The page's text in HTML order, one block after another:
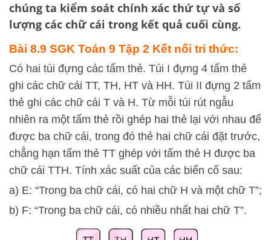
chúng ta kiểm soát chính xác thứ tự và số
lượng các chữ cái trong kết quả cuối cùng.
Bài 8.9 SGK Toán 9 Tập 2 Kết nối tri thức:
Có hai túi đựng các tấm thẻ. Túi I đựng 4 tấm thẻ
ghi các chữ cái TT, TH, HT và HH. Túi II đựng 2 tấm
thẻ ghi các chữ cái T và H. Từ mỗi túi rút ngẫu
nhiên ra một tấm thẻ rồi ghép hai thẻ lại với nhau để
được ba chữ cái, trong đó thẻ hai chữ cái đặt trước,
chẳng hạn tấm thẻ TT ghép với tấm thẻ H được ba
chữ cái TTH. Tính xác suất của các biến cố sau:
a) E: “Trong ba chữ cái, có hai chữ H và một chữ T”;
b) F: “Trong ba chữ cái, có nhiều nhất hai chữ T”.